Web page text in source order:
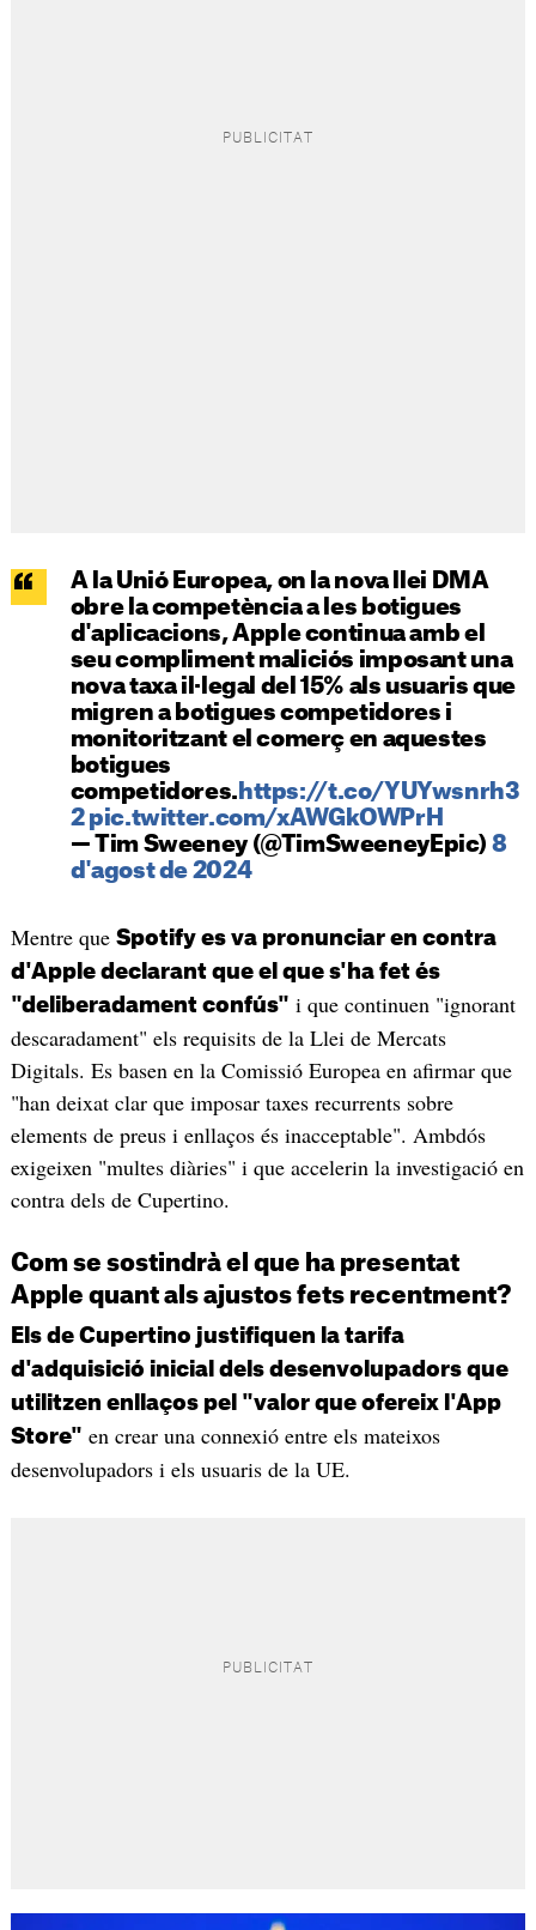
A la Unió Europea, on la nova llei DMA
obre la competència a les botigues
d'aplicacions, Apple continua amb el
seu compliment maliciós imposant una
nova taxa il·legal del 15% als usuaris que
migren a botigues competidores i
monitoritzant el comerç en aquestes
botigues
competidores. https://t.co/YUYwsnrh3
2 pic.twitter.com/xAWGkOWPrH
— Tim Sweeney (@TimSweeneyEpic) 8
d'agost de 2024
Mentre que Spotify es va pronunciar en contra
d'Apple declarant que el que s'ha fet és
"deliberadament confús" i que continuen "ignorant
descaradament" els requisits de la Llei de Mercats
Digitals. Es basen en la Comissió Europea en afirmar que
"han deixat clar que imposar taxes recurrents sobre
elements de preus i enllaços és inacceptable". Ambdós
exigeixen "multes diàries" i que accelerin la investigació en
contra dels de Cupertino.
Com se sostindrà el que ha presentat
Apple quant als ajustos fets recentment?
Els de Cupertino justifiquen la tarifa
d'adquisició inicial dels desenvolupadors que
utilitzen enllaços pel "valor que ofereix l'App
Store" en crear una connexió entre els mateixos
desenvolupadors i els usuaris de la UE.